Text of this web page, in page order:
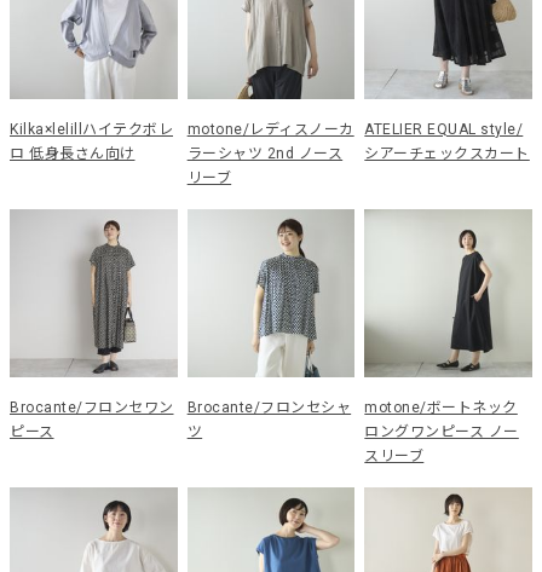
Kilka×lelillハイテクボレ
ロ 低身長さん向け
motone/レディスノーカ
ラーシャツ 2nd ノース
リーブ
ATELIER EQUAL style/
シアーチェックスカート
Brocante/フロンセワン
ピース
Brocante/フロンセシャ
ツ
motone/ボートネック
ロングワンピース ノー
スリーブ